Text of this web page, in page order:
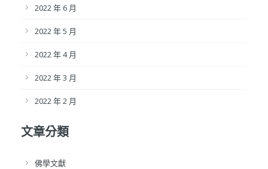
2022 年 6 月
2022 年 5 月
2022 年 4 月
2022 年 3 月
2022 年 2 月
文章分類
佛學文獻